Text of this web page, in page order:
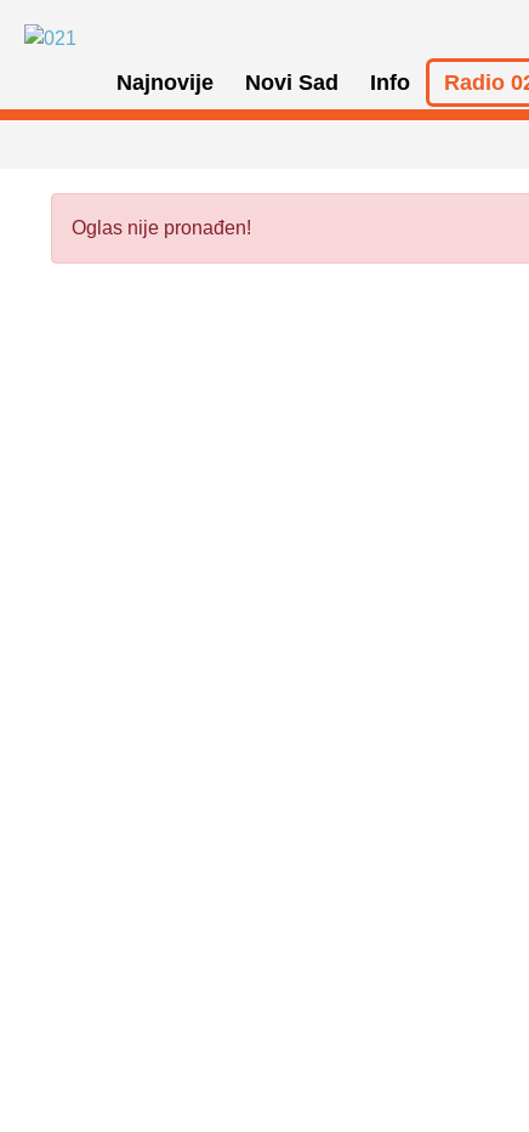
Najnovije Novi Sad Info Radio
Oglas nije pronađen!